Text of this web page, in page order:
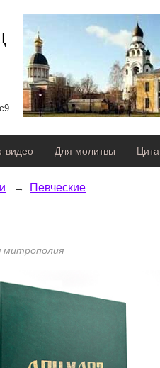
видео Для молитвы
Певческие
митрополия